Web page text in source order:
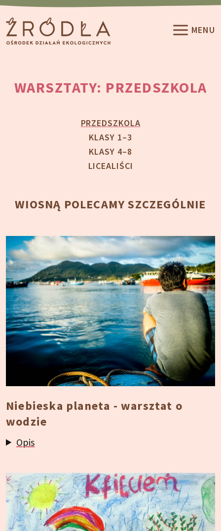
Przeskocz do treści
MENU
WARSZTATY: PRZEDSZKOLA
PRZEDSZKOLA
KLASY 1–3
KLASY 4–8
LICEALIŚCI
WIOSNĄ POLECAMY SZCZEGÓLNIE
Niebieska planeta - warsztat o
wodzie
Opis